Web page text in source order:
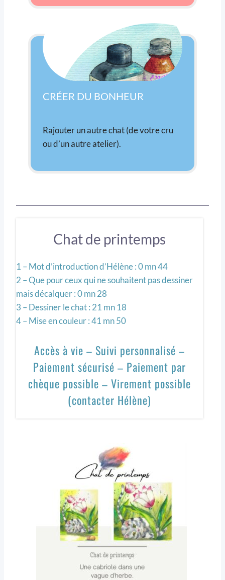
CRÉER DU BONHEUR
Rajouter un autre chat (de votre cru
ou d’un autre atelier).
Chat de printemps
1 – Mot d’introduction d’Hélène : 0 mn 44
2 – Que pour ceux qui ne souhaitent pas dessiner
mais décalquer : 0 mn 28
3 – Dessiner le chat : 21 mn 18
4 – Mise en couleur : 41 mn 50
Accès à vie – Suivi personnalisé –
Paiement sécurisé – Paiement par
chèque possible – Virement possible
(contacter Hélène)